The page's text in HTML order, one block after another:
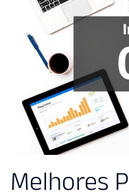
Melhores